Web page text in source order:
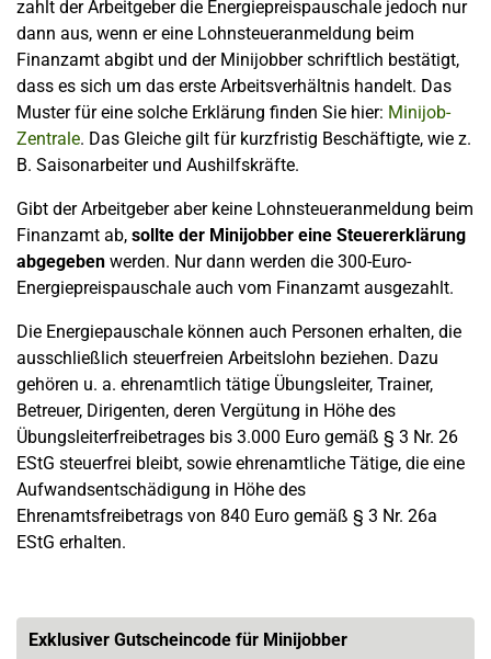
zahlt der Arbeitgeber die Energiepreispauschale jedoch nur
dann aus, wenn er eine Lohnsteueranmeldung beim
Finanzamt abgibt und der Minijobber schriftlich bestätigt,
dass es sich um das erste Arbeitsverhältnis handelt. Das
Muster für eine solche Erklärung finden Sie hier: Minijob-
Zentrale. Das Gleiche gilt für kurzfristig Beschäftigte, wie z.
B. Saisonarbeiter und Aushilfskräfte.
Gibt der Arbeitgeber aber keine Lohnsteueranmeldung beim
Finanzamt ab, sollte der Minijobber eine Steuererklärung
abgegeben werden. Nur dann werden die 300-Euro-
Energiepreispauschale auch vom Finanzamt ausgezahlt.
Die Energiepauschale können auch Personen erhalten, die
ausschließlich steuerfreien Arbeitslohn beziehen. Dazu
gehören u. a. ehrenamtlich tätige Übungsleiter, Trainer,
Betreuer, Dirigenten, deren Vergütung in Höhe des
Übungsleiterfreibetrages bis 3.000 Euro gemäß § 3 Nr. 26
EStG steuerfrei bleibt, sowie ehrenamtliche Tätige, die eine
Aufwandsentschädigung in Höhe des
Ehrenamtsfreibetrags von 840 Euro gemäß § 3 Nr. 26a
EStG erhalten.
Exklusiver Gutscheincode für Minijobber